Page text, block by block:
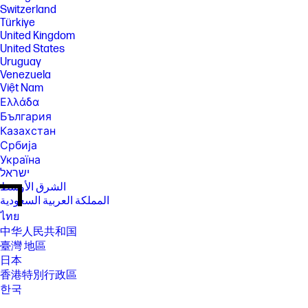
Switzerland
Türkiye
United Kingdom
United States
Uruguay
Venezuela
Việt Nam
Ελλάδα
България
Казахстан
Србија
Україна
ישראל
الشرق الأوسط
المملكة العربية السعودية
ไทย
中华人民共和国
臺灣 地區
日本
香港特別行政區
한국